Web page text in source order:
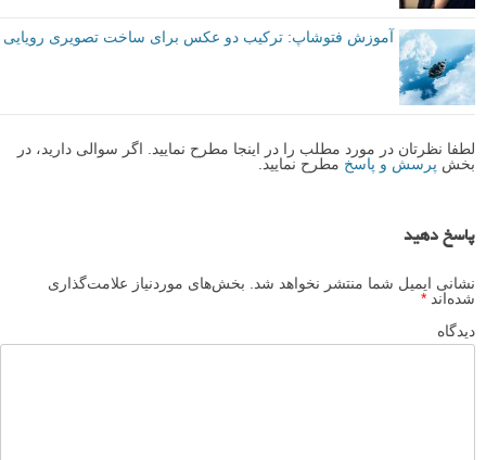
آموزش فتوشاپ: ترکیب دو عکس برای ساخت تصویری رویایی
لطفا نظرتان در مورد مطلب را در اینجا مطرح نمایید. اگر سوالی دارید، در
بخش پرسش و پاسخ مطرح نمایید.
پاسخ دهید
نشانی ایمیل شما منتشر نخواهد شد. بخش‌های موردنیاز علامت‌گذاری
شده‌اند *
دیدگاه